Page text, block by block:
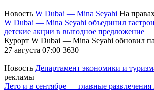
Новость W Dubai — Mina Seyahi На
W Dubai — Mina Seyahi объединил
детские акции в выгодное предложение
Курорт W Dubai — Mina Seyahi обновил
27 августа 07:00 3630
Новость Департамент экономики и
рекламы
Лето и в сентябре — главные